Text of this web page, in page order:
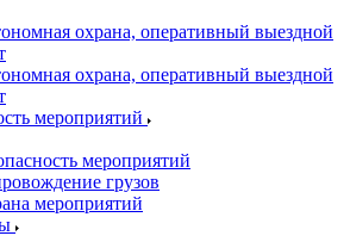
охрана, оперативный выездной
охрана, оперативный выездной
мероприятий
мероприятий
грузов
мероприятий